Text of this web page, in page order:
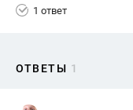
1 ответ
ОТВЕТЫ 1